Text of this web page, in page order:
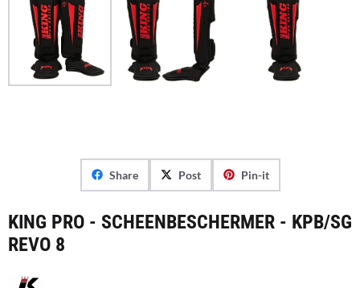
Share Post Pin-it
KING PRO - SCHEENBESCHERMER - KPB/SG
REVO 8